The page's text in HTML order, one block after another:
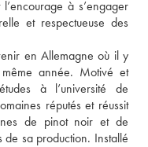
à s’engager
et respectueuse des
en Allemagne où il y
année. Motivé et
à l’université de
réputés et réussit
de pinot noir et de
sa production. Installé